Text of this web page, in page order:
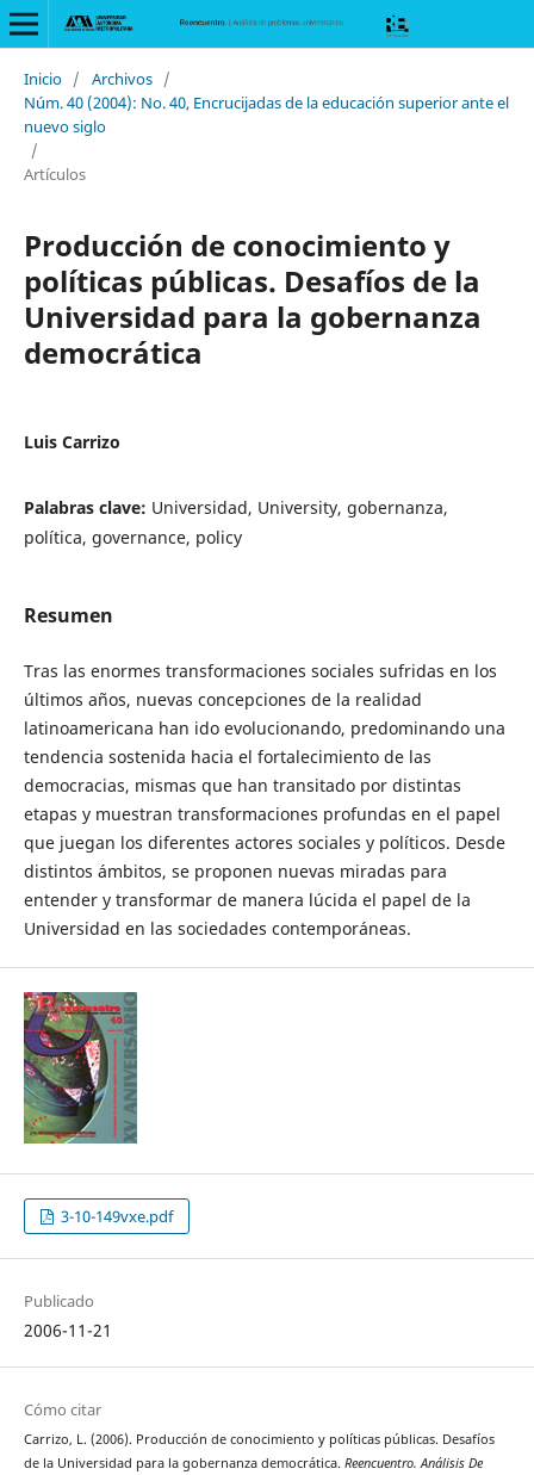
Inicio / Archivos /
Núm. 40 (2004): No. 40, Encrucijadas de la educación superior ante el
nuevo siglo
/
Artículos
Producción de conocimiento y
políticas públicas. Desafíos de la
Universidad para la gobernanza
democrática
Luis Carrizo
Palabras clave: Universidad, University, gobernanza,
política, governance, policy
Resumen
Tras las enormes transformaciones sociales sufridas en los
últimos años, nuevas concepciones de la realidad
latinoamericana han ido evolucionando, predominando una
tendencia sostenida hacia el fortalecimiento de las
democracias, mismas que han transitado por distintas
etapas y muestran transformaciones profundas en el papel
que juegan los diferentes actores sociales y políticos. Desde
distintos ámbitos, se proponen nuevas miradas para
entender y transformar de manera lúcida el papel de la
Universidad en las sociedades contemporáneas.
3-10-149vxe.pdf
Publicado
2006-11-21
Cómo citar
Carrizo, L. (2006). Producción de conocimiento y políticas públicas. Desafíos
de la Universidad para la gobernanza democrática. Reencuentro. Análisis De